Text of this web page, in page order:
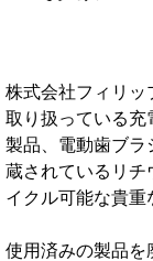
株式会社フィリッ
取り扱っている充
製品、電動歯ブラ
蔵されているリチ
イクル可能な貴重
使用済みの製品を